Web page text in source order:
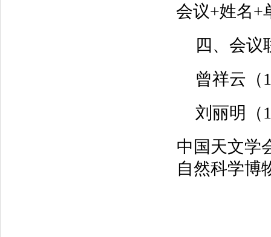
会议+姓名+
四、会议
曾祥云（
刘丽明（
中国天文学
自然科学博